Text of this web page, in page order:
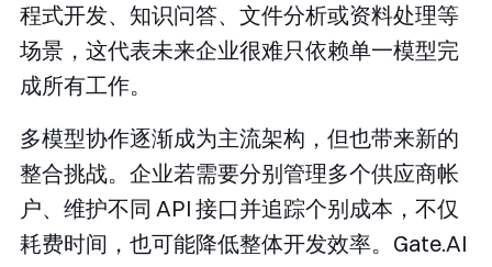
程式开发、知识问答、文件分析或资料处理等
场景，这代表未来企业很难只依赖单一模型完
成所有工作。
多模型协作逐渐成为主流架构，但也带来新的
整合挑战。企业若需要分别管理多个供应商帐
户、维护不同 API 接口并追踪个别成本，不仅
耗费时间，也可能降低整体开发效率。Gate.AI